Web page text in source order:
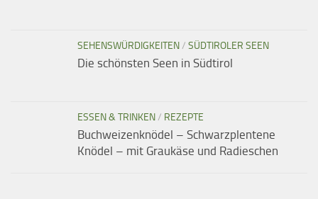
SEHENSWÜRDIGKEITEN/ SÜDTIROLER SEEN
Die schönsten Seen in Südtirol
ESSEN & TRINKEN/ REZEPTE
Buchweizenknödel – Schwarzplentene
Knödel – mit Graukäse und Radieschen